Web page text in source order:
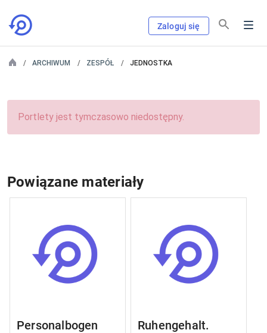
Zaloguj się
ARCHIWUM ZESPÓŁ JEDNOSTKA
Portlety jest tymczasowo niedostępny.
Powiązane materiały
Personalbogen
Ruhengehalt.